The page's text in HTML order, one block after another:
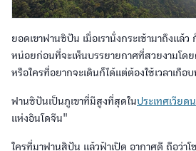
ยอดเขาฟานซิปัน เมื่อเรานั่งกระเช้ามาถึงแล้
หน่อยก่อนที่จะเห็นบรรยายกาศที่สวยงามโด
หรือใครที่อยากจะเดินก็ได้แต่ต้องใช้เวลาเกือ
ฟานซิปันเป็นภูเขาที่มีสูงที่สุดในประเทศเวียด
แห่งอินโดจีน"
ใครที่มาฟานสิปัน แล้วฟ้าเปิด อากาศดี ถือว่าโ